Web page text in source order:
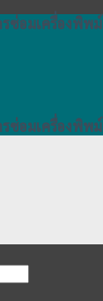
ซ่อมเครื่องพิพม์
ซ่อมเครื่องพิพม์